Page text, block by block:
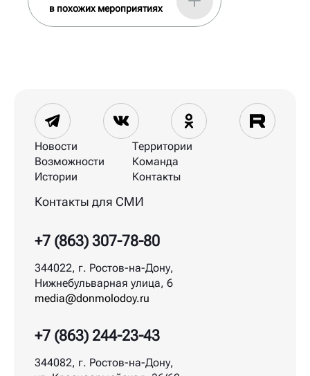
в похожих мероприятиях
+7 (863) 244-23-43
344082, г. Ростов-на-Дону,
Контакты для СМИ
+7 (863) 307-78-80
344022, г. Ростов-на-Дону,
Нижнебульварная улица, 6
media@donmolodoy.ru
Новости
Возможности
Истории
Территории
Команда
Контакты